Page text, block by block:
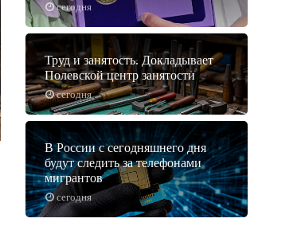
сегодня
сегодня
Труд и занятость. Докладывает
Полевской центр занятости
сегодня
В России с сегодняшнего дня
будут следить за телефонами
мигрантов